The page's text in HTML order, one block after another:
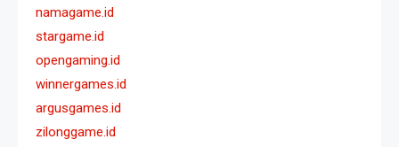
namagame.id
stargame.id
opengaming.id
winnergames.id
argusgames.id
zilonggame.id